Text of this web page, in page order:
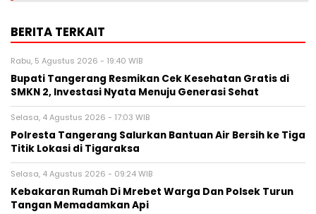
BERITA TERKAIT
Rabu, 5 Agustus 2026 - 19:40 WIB
‎Bupati Tangerang Resmikan Cek Kesehatan Gratis di
SMKN 2, Investasi Nyata Menuju Generasi Sehat
Selasa, 4 Agustus 2026 - 17:03 WIB
Polresta Tangerang Salurkan Bantuan Air Bersih ke Tiga
Titik Lokasi di Tigaraksa
Selasa, 4 Agustus 2026 - 09:24 WIB
Kebakaran Rumah Di Mrebet Warga Dan Polsek Turun
Tangan Memadamkan Api